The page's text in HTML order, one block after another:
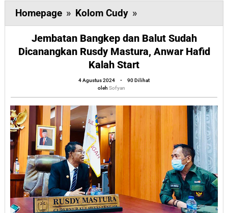
Homepage » Kolom Cudy »
Bangkep
dan
Balut
Sudah
Dicanangkan
Rusdy
Mastura,
Anwar
Hafid
Kalah
Start
Jembatan Bangkep dan Balut Sudah
Dicanangkan Rusdy Mastura, Anwar Hafid
Kalah Start
4 Agustus 2024
oleh
Sofyan
-
90 Dilihat
oleh Sofyan